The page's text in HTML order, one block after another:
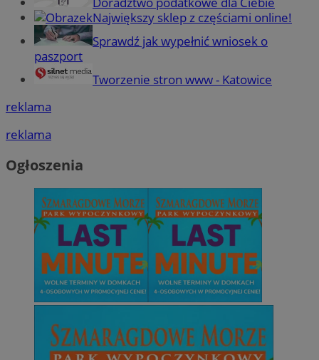
Największy sklep z częściami online!
Sprawdź jak wypełnić wniosek o
paszport
Tworzenie stron www - Katowice
reklama
reklama
Ogłoszenia